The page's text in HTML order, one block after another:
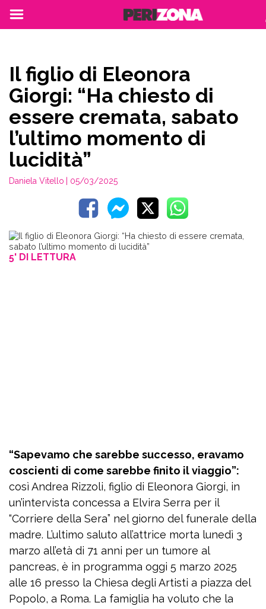
Il figlio di Eleonora
Giorgi: “Ha chiesto di
essere cremata, sabato
l’ultimo momento di
lucidità”
Daniela Vitello | 05/03/2025
5' DI LETTURA
“Sapevamo che sarebbe successo, eravamo
coscienti di come sarebbe finito il viaggio”:
così Andrea Rizzoli, figlio di Eleonora Giorgi, in
un’intervista concessa a Elvira Serra per il
“Corriere della Sera” nel giorno del funerale della
madre. L’ultimo saluto all’attrice morta lunedì 3
marzo all’età di 71 anni per un tumore al
pancreas, è in programma oggi 5 marzo 2025
alle 16 presso la Chiesa degli Artisti a piazza del
Popolo, a Roma. La famiglia ha voluto che la